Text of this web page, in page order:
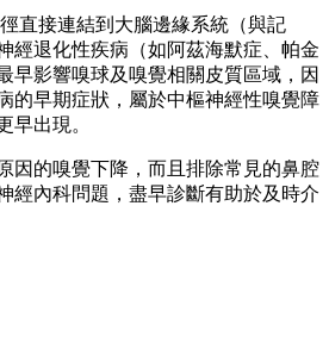
直接連結到大腦邊緣系統（與記
經退化性疾病（如阿茲海默症、帕金
早影響嗅球及嗅覺相關皮質區域，因
的早期症狀，屬於中樞神經性嗅覺障
早出現。
因的嗅覺下降，而且排除常見的鼻腔
經內科問題，盡早診斷有助於及時介